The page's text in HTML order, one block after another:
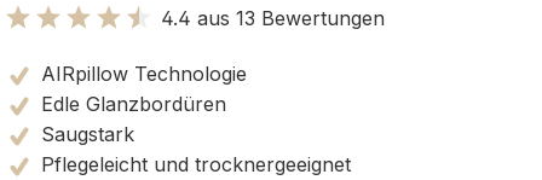
4.4 aus 13 Bewertungen
AIRpillow Technologie
Edle Glanzbordüren
Saugstark
Pflegeleicht und trocknergeeignet